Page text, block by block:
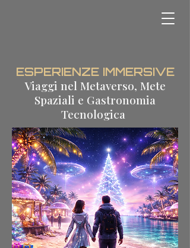
ESPERIENZE IMMERSIVE
Viaggi nel Metaverso, Mete
Spaziali e Gastronomia
Tecnologica